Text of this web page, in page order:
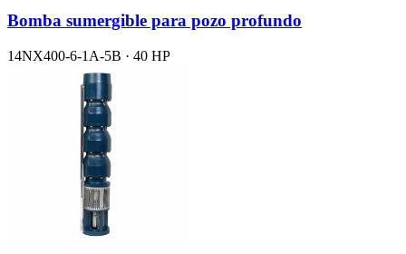
Bomba sumergible para pozo profundo
14NX400-6-1A-5B · 40 HP